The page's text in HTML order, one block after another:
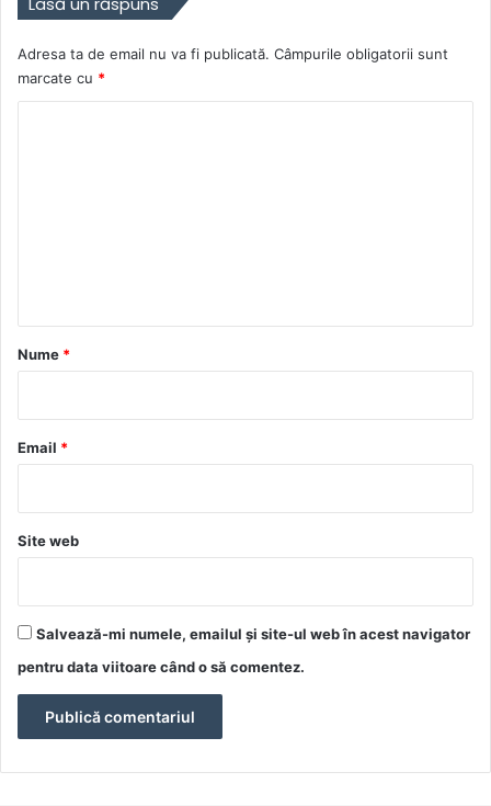
Adresa ta de email nu va fi publicată. Câmpurile obligatorii sunt
marcate cu *
r
*
Nume *
Email *
Site web
Salvează-mi numele, emailul și site-ul web în acest navigator
pentru data viitoare când o să comentez.